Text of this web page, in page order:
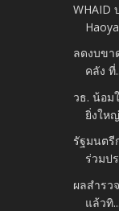
WHAID
ลดงบขา
คลัง ที่
วธ. น้อม
ยิ่งให
รัฐมนตรี
ร่วมป
ผลสำรว
แล้วทิ...